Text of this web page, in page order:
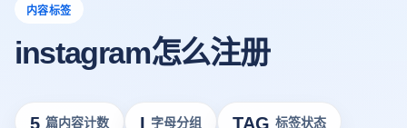
内容标签
instagram怎么注册
5 篇内容计数 I 字母分组 TAG 标签状态